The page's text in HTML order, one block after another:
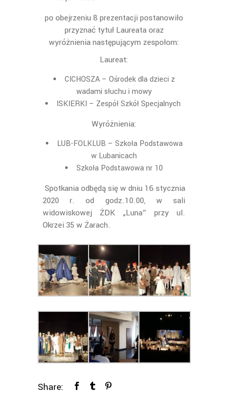
po obejrzeniu 8 prezentacji postanowiło
przyznać tytuł Laureata oraz
wyróżnienia następującym zespołom:
Laureat:
CICHOSZA – Ośrodek dla dzieci z
wadami słuchu i mowy
ISKIERKI – Zespół Szkół Specjalnych
Wyróżnienia:
LUB-FOLKLUB – Szkoła Podstawowa
w Lubanicach
Szkoła Podstawowa nr 10
Spotkania odbędą się w dniu 16 stycznia
2020 r. od godz.10.00, w sali
widowiskowej ŻDK „Luna” przy ul.
Okrzei 35 w Żarach.
Share: